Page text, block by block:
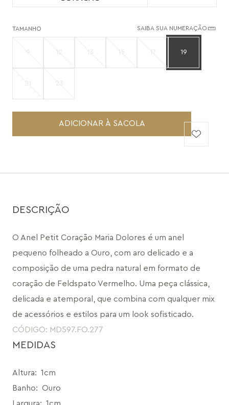
SAIBA SUA NUMERAÇÃO
TAMANHO
9 12 13 15 17 19
21 23
ADICIONAR À SACOLA
DESCRIÇÃO
O Anel Petit Coração Maria Dolores é um anel
pequeno folheado a Ouro, com aro delicado e a
composição de uma pedra natural em formato de
coração de Feldspato Vermelho. Uma peça clássica,
delicada e atemporal, que combina com qualquer mix
de acessórios e estilos para um look sofisticado.
CÓDIGO: MD597.FO.277
MEDIDAS
Altura: 1cm
Banho: Ouro